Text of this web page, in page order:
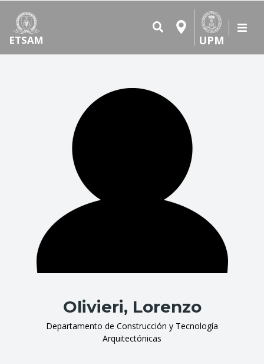
ETSAM UPM
Olivieri, Lorenzo
Departamento de Construcción y Tecnología
Arquitectónicas